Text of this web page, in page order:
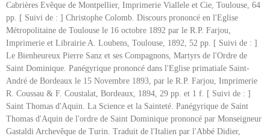
Cabrières Evêque de Montpellier, Imprimerie Viallele et Cie, Toulouse, 64
pp. [ Suivi de : ] Christophe Colomb. Discours prononcé en l'Eglise
Métropolitaine de Toulouse le 16 octobre 1892 par le R.P. Farjou,
Imprimerie et Librairie A. Loubens, Toulouse, 1892, 52 pp. [ Suivi de : ]
Le Bienheureux Pierre Sanz et ses Compagnons, Martyrs de l'Ordre de
Saint Dominique. Panégyrique prononcé dans l'Eglise primatiale Saint-
André de Bordeaux le 15 Novembre 1893, par le R.P. Farjou, Imprimerie
R. Coussau & F. Coustalat, Bordeaux, 1894, 29 pp. et 1 f. [ Suivi de : ]
Saint Thomas d'Aquin. La Science et la Sainteté. Panégyrique de Saint
Thomas d'Aquin de l'ordre de Saint Dominique prononcé par Monseigneur
Gastaldi Archevêque de Turin. Traduit de l'Italien par l'Abbé Didier,